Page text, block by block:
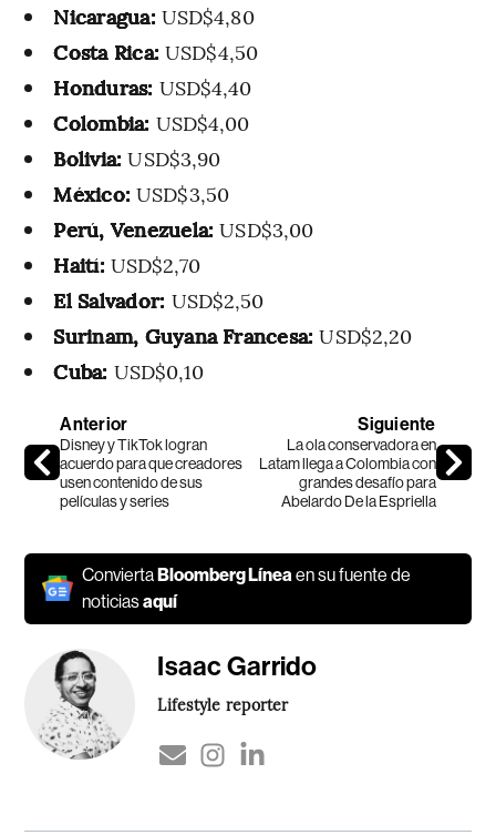
Nicaragua: USD$4,80
Costa Rica: USD$4,50
Honduras: USD$4,40
Colombia: USD$4,00
Bolivia: USD$3,90
México: USD$3,50
Perú, Venezuela: USD$3,00
Haití: USD$2,70
El Salvador: USD$2,50
Surinam, Guyana Francesa: USD$2,20
Cuba: USD$0,10
Anterior
Disney y TikTok logran
acuerdo para que creadores
usen contenido de sus
películas y series
Siguiente
La ola conservadora en
Latam llega a Colombia con
grandes desafío para
Abelardo De la Espriella
ConviertaBloomberg Línea en su fuente de
noticiasaquí
Isaac Garrido
Lifestyle reporter